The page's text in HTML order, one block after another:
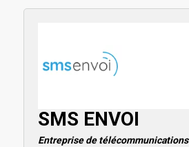
SMS ENVOI
Entreprise de télécommunications